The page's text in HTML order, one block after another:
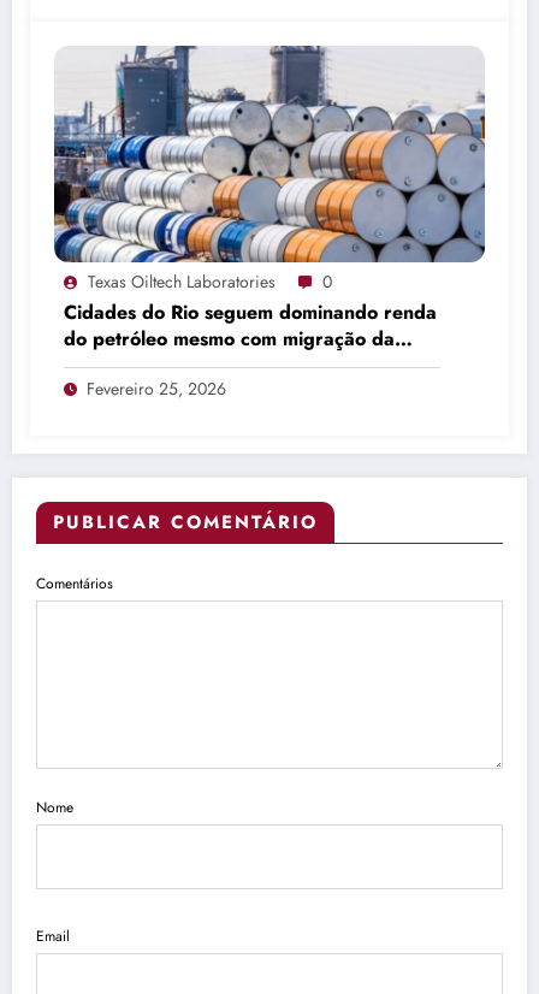
Texas Oiltech Laboratories 0
Cidades do Rio seguem dominando renda
do petróleo mesmo com migração da
produção
Fevereiro 25, 2026
PUBLICAR COMENTÁRIO
Comentários
Nome
Email